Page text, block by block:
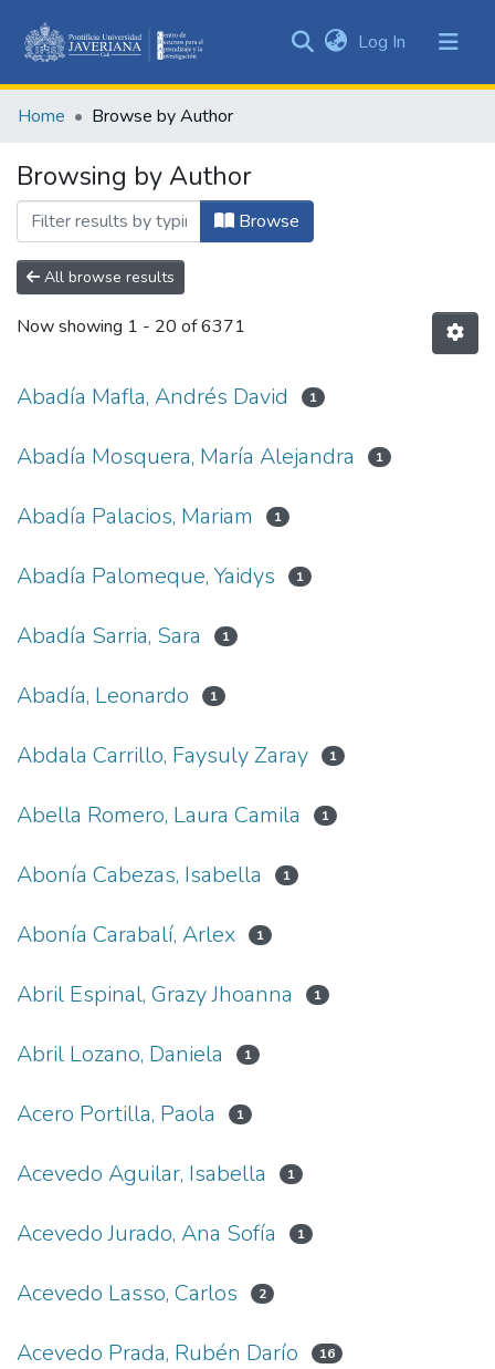
&
Log In (current)
Home Browse by Author
Browsing by Author
Browse
All browse results
Now showing 1 - 20 of 6371
Abadía Mafla, Andrés David 1
Abadía Mosquera, María Alejandra 1
Abadía Palacios, Mariam 1
Abadía Palomeque, Yaidys 1
Abadía Sarria, Sara 1
Abadía, Leonardo 1
Abdala Carrillo, Faysuly Zaray 1
Abella Romero, Laura Camila 1
Abonía Cabezas, Isabella 1
Abonía Carabalí, Arlex 1
Abril Espinal, Grazy Jhoanna 1
Abril Lozano, Daniela 1
Acero Portilla, Paola 1
Acevedo Aguilar, Isabella 1
Acevedo Jurado, Ana Sofía 1
Acevedo Lasso, Carlos 2
Acevedo Prada, Rubén Darío 16